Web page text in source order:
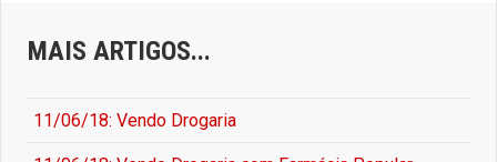
MAIS ARTIGOS...
11/06/18: Vendo Drogaria